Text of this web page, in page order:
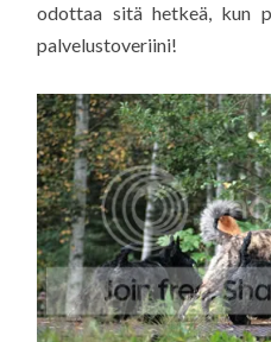
odottaa sitä hetkeä, kun
palvelustoveriini!